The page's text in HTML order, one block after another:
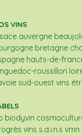
VINS
auvergne
bretagne
hauts-de-
roussillon
sud-ouest vins
biodyvin
vins s.a.i.n.s vmn